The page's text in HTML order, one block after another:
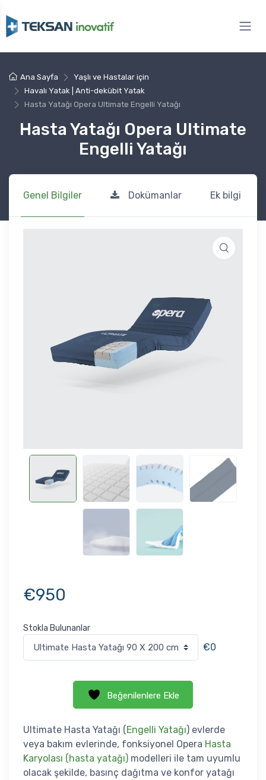
Ana Sayfa
Yaşlı ve Hastalar için
Havalı Yatak | Anti-dekübit Yatak
Hasta Yatağı Opera Ultimate Engelli Yatağı
Hasta Yatağı Opera Ultimate
Engelli Yatağı
Genel Bilgiler Dokümanlar Ek bilgi
€950
Stokla Bulunanlar
€0
Beğenilenlere Ekle
Ultimate Hasta Yatağı ( Engelli Yatağı) evlerde
veya bakım evlerinde, fonksiyonel Opera Hasta
Karyolası (hasta yatağı) modelleri ile tam uyumlu
olacak şekilde, basınç dağıtma ve konfor yatağı